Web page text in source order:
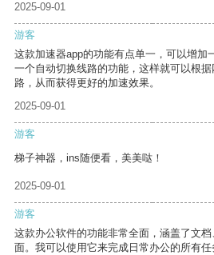
2025-09-01
游客
这款加速器app的功能有点单一，可以增加
一个自动切换线路的功能，这样就可以根
路，从而获得更好的加速效果。
2025-09-01
游客
梯子神器，ins随便看，美美哒！
2025-09-01
游客
这款办公软件的功能非常全面，涵盖了文
面。我可以使用它来完成日常办公的所有任